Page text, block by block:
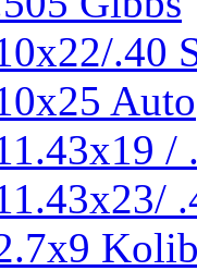
.40
Auto
/